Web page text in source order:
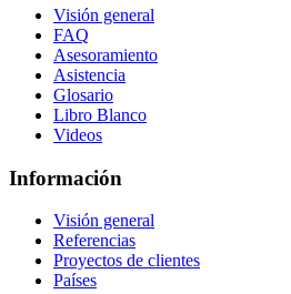
Visión general
FAQ
Asesoramiento
Asistencia
Glosario
Libro Blanco
Videos
Información
Visión general
Referencias
Proyectos de clientes
Países